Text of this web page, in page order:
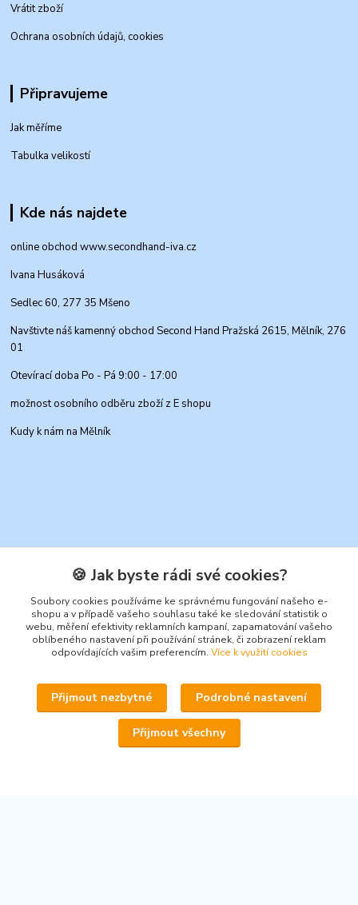
Vrátit zboží
Ochrana osobních údajů, cookies
Připravujeme
Jak měříme
Tabulka velikostí
Kde nás najdete
online obchod www.secondhand-iva.cz
Ivana Husáková
Sedlec 60, 277 35 Mšeno
Navštivte náš kamenný obchod Second Hand Pražská 2615, Mělník, 276
01
Otevírací doba Po - Pá 9:00 - 17:00
možnost osobního odběru zboží z E shopu
Kudy k nám na Mělník
www.secondhand-iva.cz
Ivana Husáková
+420 315 695 684
🍪 Jak byste rádi své cookies?
Soubory cookies používáme ke správnému fungování našeho e-
shopu a v případě vašeho souhlasu také ke sledování statistik o
webu, měření efektivity reklamních kampaní, zapamatování vašeho
oblíbeného nastavení při používání stránek, či zobrazení reklam
odpovídajících vašim preferencím. Více k využití cookies
Přijmout nezbytné Podrobné nastavení
Přijmout všechny